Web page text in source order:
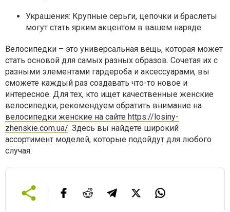
Украшения: Крупные серьги, цепочки и браслеты
могут стать ярким акцентом в вашем наряде.
Велосипедки – это универсальная вещь, которая может
стать основой для самых разных образов. Сочетая их с
разными элементами гардероба и аксессуарами, вы
сможете каждый раз создавать что-то новое и
интересное. Для тех, кто ищет качественные женские
велосипедки, рекомендуем обратить внимание на
велосипедки женские на сайте https://losiny-
zhenskie.com.ua/. Здесь вы найдете широкий
ассортимент моделей, которые подойдут для любого
случая.